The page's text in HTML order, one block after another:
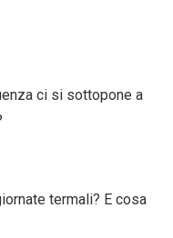
ci si sottopone a
termali? E cosa